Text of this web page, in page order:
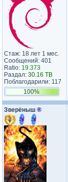
Стаж: 18 лет 1 мес.
Сообщений: 401
Ratio: 19.373
Раздал: 30.16 TB
Поблагодарили: 117
100%
Зверёныш ®